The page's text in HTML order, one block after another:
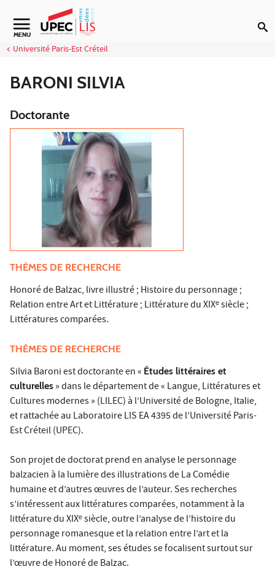
Aller au contenu
Navigation secondaire
MENU
Université Paris-Est Créteil
BARONI SILVIA
Doctorante
THÈMES DE RECHERCHE
Honoré de Balzac, livre illustré ; Histoire du personnage ;
Relation entre Art et Littérature ; Littérature du XIXᵉ siècle ;
Littératures comparées.
THÈMES DE RECHERCHE
Silvia Baroni est doctorante en « Études littéraires et
culturelles » dans le département de « Langue, Littératures et
Cultures modernes » (LILEC) à l’Université de Bologne, Italie,
et rattachée au Laboratoire LIS EA 4395 de l’Université Paris-
Est Créteil (UPEC).
Son projet de doctorat prend en analyse le personnage
balzacien à la lumière des illustrations de La Comédie
humaine et d’autres œuvres de l’auteur. Ses recherches
s’intéressent aux littératures comparées, notamment à la
littérature du XIXᵉ siècle, outre l’analyse de l’histoire du
personnage romanesque et la relation entre l’art et la
littérature. Au moment, ses études se focalisent surtout sur
l’œuvre de Honoré de Balzac.